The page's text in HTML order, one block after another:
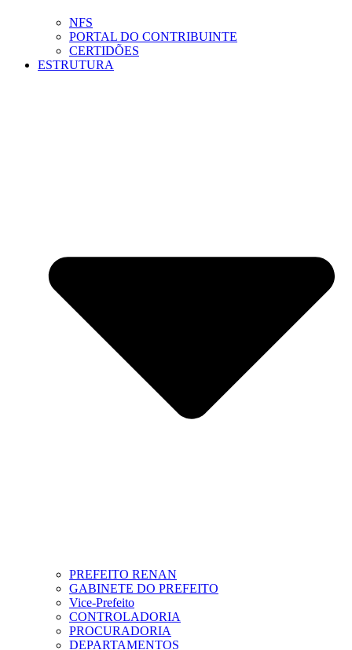
NFS
PORTAL DO CONTRIBUINTE
CERTIDÕES
ESTRUTURA
PREFEITO RENAN
GABINETE DO PREFEITO
Vice-Prefeito
CONTROLADORIA
PROCURADORIA
DEPARTAMENTOS